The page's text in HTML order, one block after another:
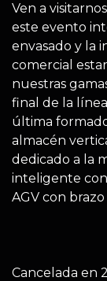
Ven a
este evento
envasado y la
comercial
nuestras
final de la
última
almacén
dedicado a la
inteligente
AGV con
Cancelada en